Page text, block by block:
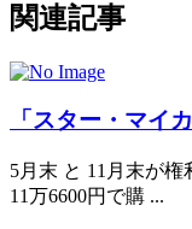
関連記事
「スター・マイ
5月末 と 11月末が
11万6600円で購 ...